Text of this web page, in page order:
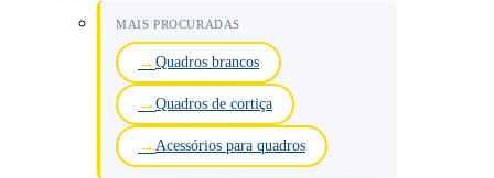
MAIS PROCURADAS
Quadros brancos
Quadros de cortiça
Acessórios para quadros